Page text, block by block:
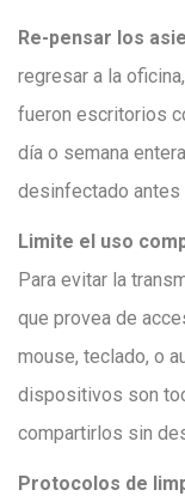
Re-pensar los
regresar a la
fueron escritorios
día o semana
desinfectado antes
Limite el uso
Para evitar la
que provea de
mouse, teclado, o
dispositivos son
compartirlos sin
Protocolos de